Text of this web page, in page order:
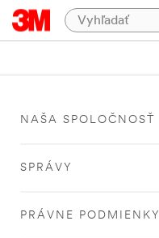
NAŠA SPOLOČNOSŤ
SPRÁVY
PRÁVNE PODMIENKY